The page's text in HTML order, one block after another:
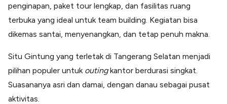
penginapan, paket tour lengkap, dan fasilitas ruang
terbuka yang ideal untuk team building. Kegiatan bisa
dikemas santai, menyenangkan, dan tetap penuh makna.
Situ Gintung yang terletak di Tangerang Selatan menjadi
pilihan populer untuk outingkantor berdurasi singkat.
Suasananya asri dan damai, dengan danau sebagai pusat
aktivitas.